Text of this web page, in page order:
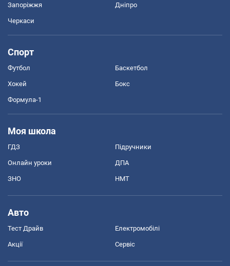
Запоріжжя Дніпро
Черкаси
Спорт
Футбол Баскетбол
Хокей Бокс
Формула-1
Моя школа
ГДЗ Підручники
Онлайн уроки ДПА
ЗНО НМТ
Авто
Тест Драйв Електромобілі
Акції Сервіс